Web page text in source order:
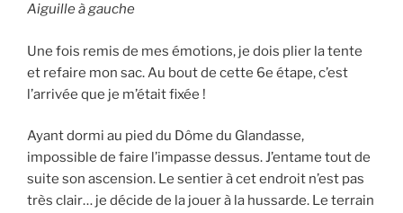
Aiguille à gauche
Une fois remis de mes émotions, je dois plier la tente
et refaire mon sac. Au bout de cette 6e étape, c’est
l’arrivée que je m’était fixée !
Ayant dormi au pied du Dôme du Glandasse,
impossible de faire l’impasse dessus. J’entame tout de
suite son ascension. Le sentier à cet endroit n’est pas
très clair… je décide de la jouer à la hussarde. Le terrain